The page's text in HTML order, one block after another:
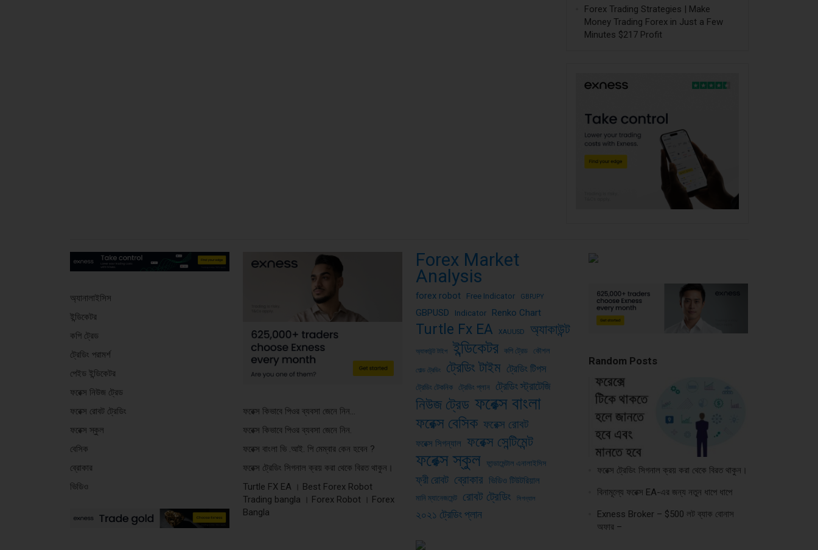
Forex Trading Strategies | Make
Money Trading Forex in Just a Few
Minutes $217 Profit
অ্যানালাইসিস
ইন্ডিকেটর
কপি ট্রেড
ট্রেডিং পরামর্শ
পেইড ইন্ডিকেটর
ফরেক্স নিউজ ট্রেড
ফরেক্স রোবট ট্রেডিং
ফরেক্স স্কুল
বেসিক
ব্রোকার
ভিডিও
ফরেক্স কিভাবে পিওর ব্যবসা জেনে নিন…
ফরেক্স কিভাবে পিওর ব্যবসা জেনে নিন.
ফরেক্স বাংলা ভি .আই. পি মেম্বার কেন হবেন ?
ফরেক্স ট্রেডিং সিগনাল ক্রয় করা থেকে বিরত থাকুন।
Turtle FX EA । Best Forex Robot
Trading bangla । Forex Robot । Forex
Bangla
Forex Market
Analysis
forex robot Free Indicator GBPJPY
GBPUSD Indicator Renko Chart
Turtle Fx EA XAUUSD অ্যাকাউন্ট
অ্যাকাউন্ট টাইপ ইন্ডিকেটর কপি ট্রেড কৌশল
গোল্ড ট্রেডিং ট্রেডিং টাইম ট্রেডিং টিপস
ট্রেডিং টেকনিক ট্রেডিং প্লান ট্রেডিং স্ট্রাটেজি
নিউজ ট্রেড ফরেক্স বাংলা
ফরেক্স বেসিক ফরেক্স রোবট
ফরেক্স সিগন্যাল ফরেক্স সেন্টিমেন্ট
ফরেক্স স্কুল ফান্ডামেন্টাল এনালাইসিস
ফ্রী রোবট ব্রোকার ভিডিও টিউটরিয়াল
মানি ম্যানেজমেন্ট রোবট ট্রেডিং সিগন্যাল
২০২১ ট্রেডিং প্লান
Random Posts
ফরেক্স ট্রেডিং সিগনাল ক্রয় করা থেকে বিরত থাকুন।
বিনামূল্যে ফরেক্স EA-এর জন্য নতুন ধাপে ধাপে
Exness Broker – $500 লট ব্যাক বোনাস
অফার –